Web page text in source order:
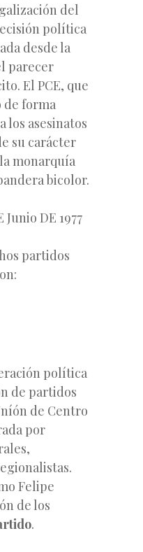
del
política
desde la
parecer
El PCE, que
de forma
los asesinatos
su carácter
monarquía
bicolor.
Junio DE 1977
partidos
política
de partidos
de Centro
por
Felipe
de los
.